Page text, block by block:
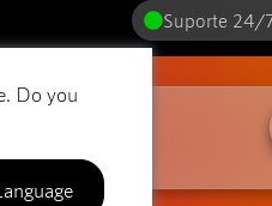
Suporte 24/
SiteBuilder
Do you